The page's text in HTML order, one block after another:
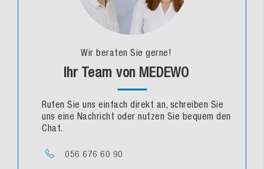
Wir beraten Sie gerne!
Ihr Team von MEDEWO
Rufen Sie uns einfach direkt an, schreiben Sie
uns eine Nachricht oder nutzen Sie bequem den
Chat.
056 676 60 90